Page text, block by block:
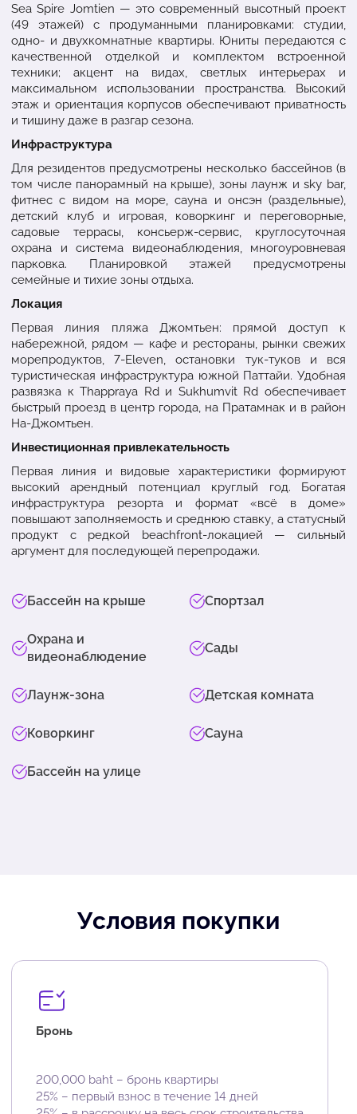
Sea Spire Jomtien — это современный высотный проект
(49 этажей) с продуманными планировками: студии,
одно- и двухкомнатные квартиры. Юниты передаются с
качественной отделкой и комплектом встроенной
техники; акцент на видах, светлых интерьерах и
максимальном использовании пространства. Высокий
этаж и ориентация корпусов обеспечивают приватность
и тишину даже в разгар сезона.
Инфраструктура
Для резидентов предусмотрены несколько бассейнов (в
том числе панорамный на крыше), зоны лаунж и sky bar,
фитнес с видом на море, сауна и онсэн (раздельные),
детский клуб и игровая, коворкинг и переговорные,
садовые террасы, консьерж-сервис, круглосуточная
охрана и система видеонаблюдения, многоуровневая
парковка. Планировкой этажей предусмотрены
семейные и тихие зоны отдыха.
Локация
Первая линия пляжа Джомтьен: прямой доступ к
набережной, рядом — кафе и рестораны, рынки свежих
морепродуктов, 7-Eleven, остановки тук-туков и вся
туристическая инфраструктура южной Паттайи. Удобная
развязка к Thappraya Rd и Sukhumvit Rd обеспечивает
быстрый проезд в центр города, на Пратамнак и в район
На-Джомтьен.
Инвестиционная привлекательность
Первая линия и видовые характеристики формируют
высокий арендный потенциал круглый год. Богатая
инфраструктура резорта и формат «всё в доме»
повышают заполняемость и среднюю ставку, а статусный
продукт с редкой beachfront-локацией — сильный
аргумент для последующей перепродажи.
Бассейн на крыше Спортзал
Охрана и
видеонаблюдение
Сады
Лаунж-зона Детская комната
Коворкинг Сауна
Бассейн на улице
Условия покупки
Бронь
200,000 baht – бронь квартиры
25% – первый взнос в течение 14 дней